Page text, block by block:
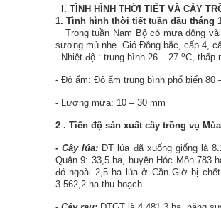
I. TÌNH HÌNH THỜI TIẾT VÀ CÂY
1. Tình hình thời tiết tuần đầu tháng
Trong tuần Nam Bộ có mưa dông
sương mù nhẹ. Gió Đông bắc, cấp 4,
- Nhiệt độ : trung bình 26 – 27 oC, thấp
- Độ ẩm: Độ ẩm trung bình phổ biến 80
- Lượng mưa: 10 – 30 mm
2 . Tiến độ sản xuất cây trồng vụ Mùa
-Cây lúa: DT lúa đã xuống giống là
Quận 9: 33,5 ha, huyện Hóc Môn 783
đó ngoài 2,5 ha lúa ở Cần Giờ bị
3.562,2 ha thu hoạch.